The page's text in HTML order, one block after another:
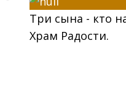
Три сына - кто
Храм Радости.